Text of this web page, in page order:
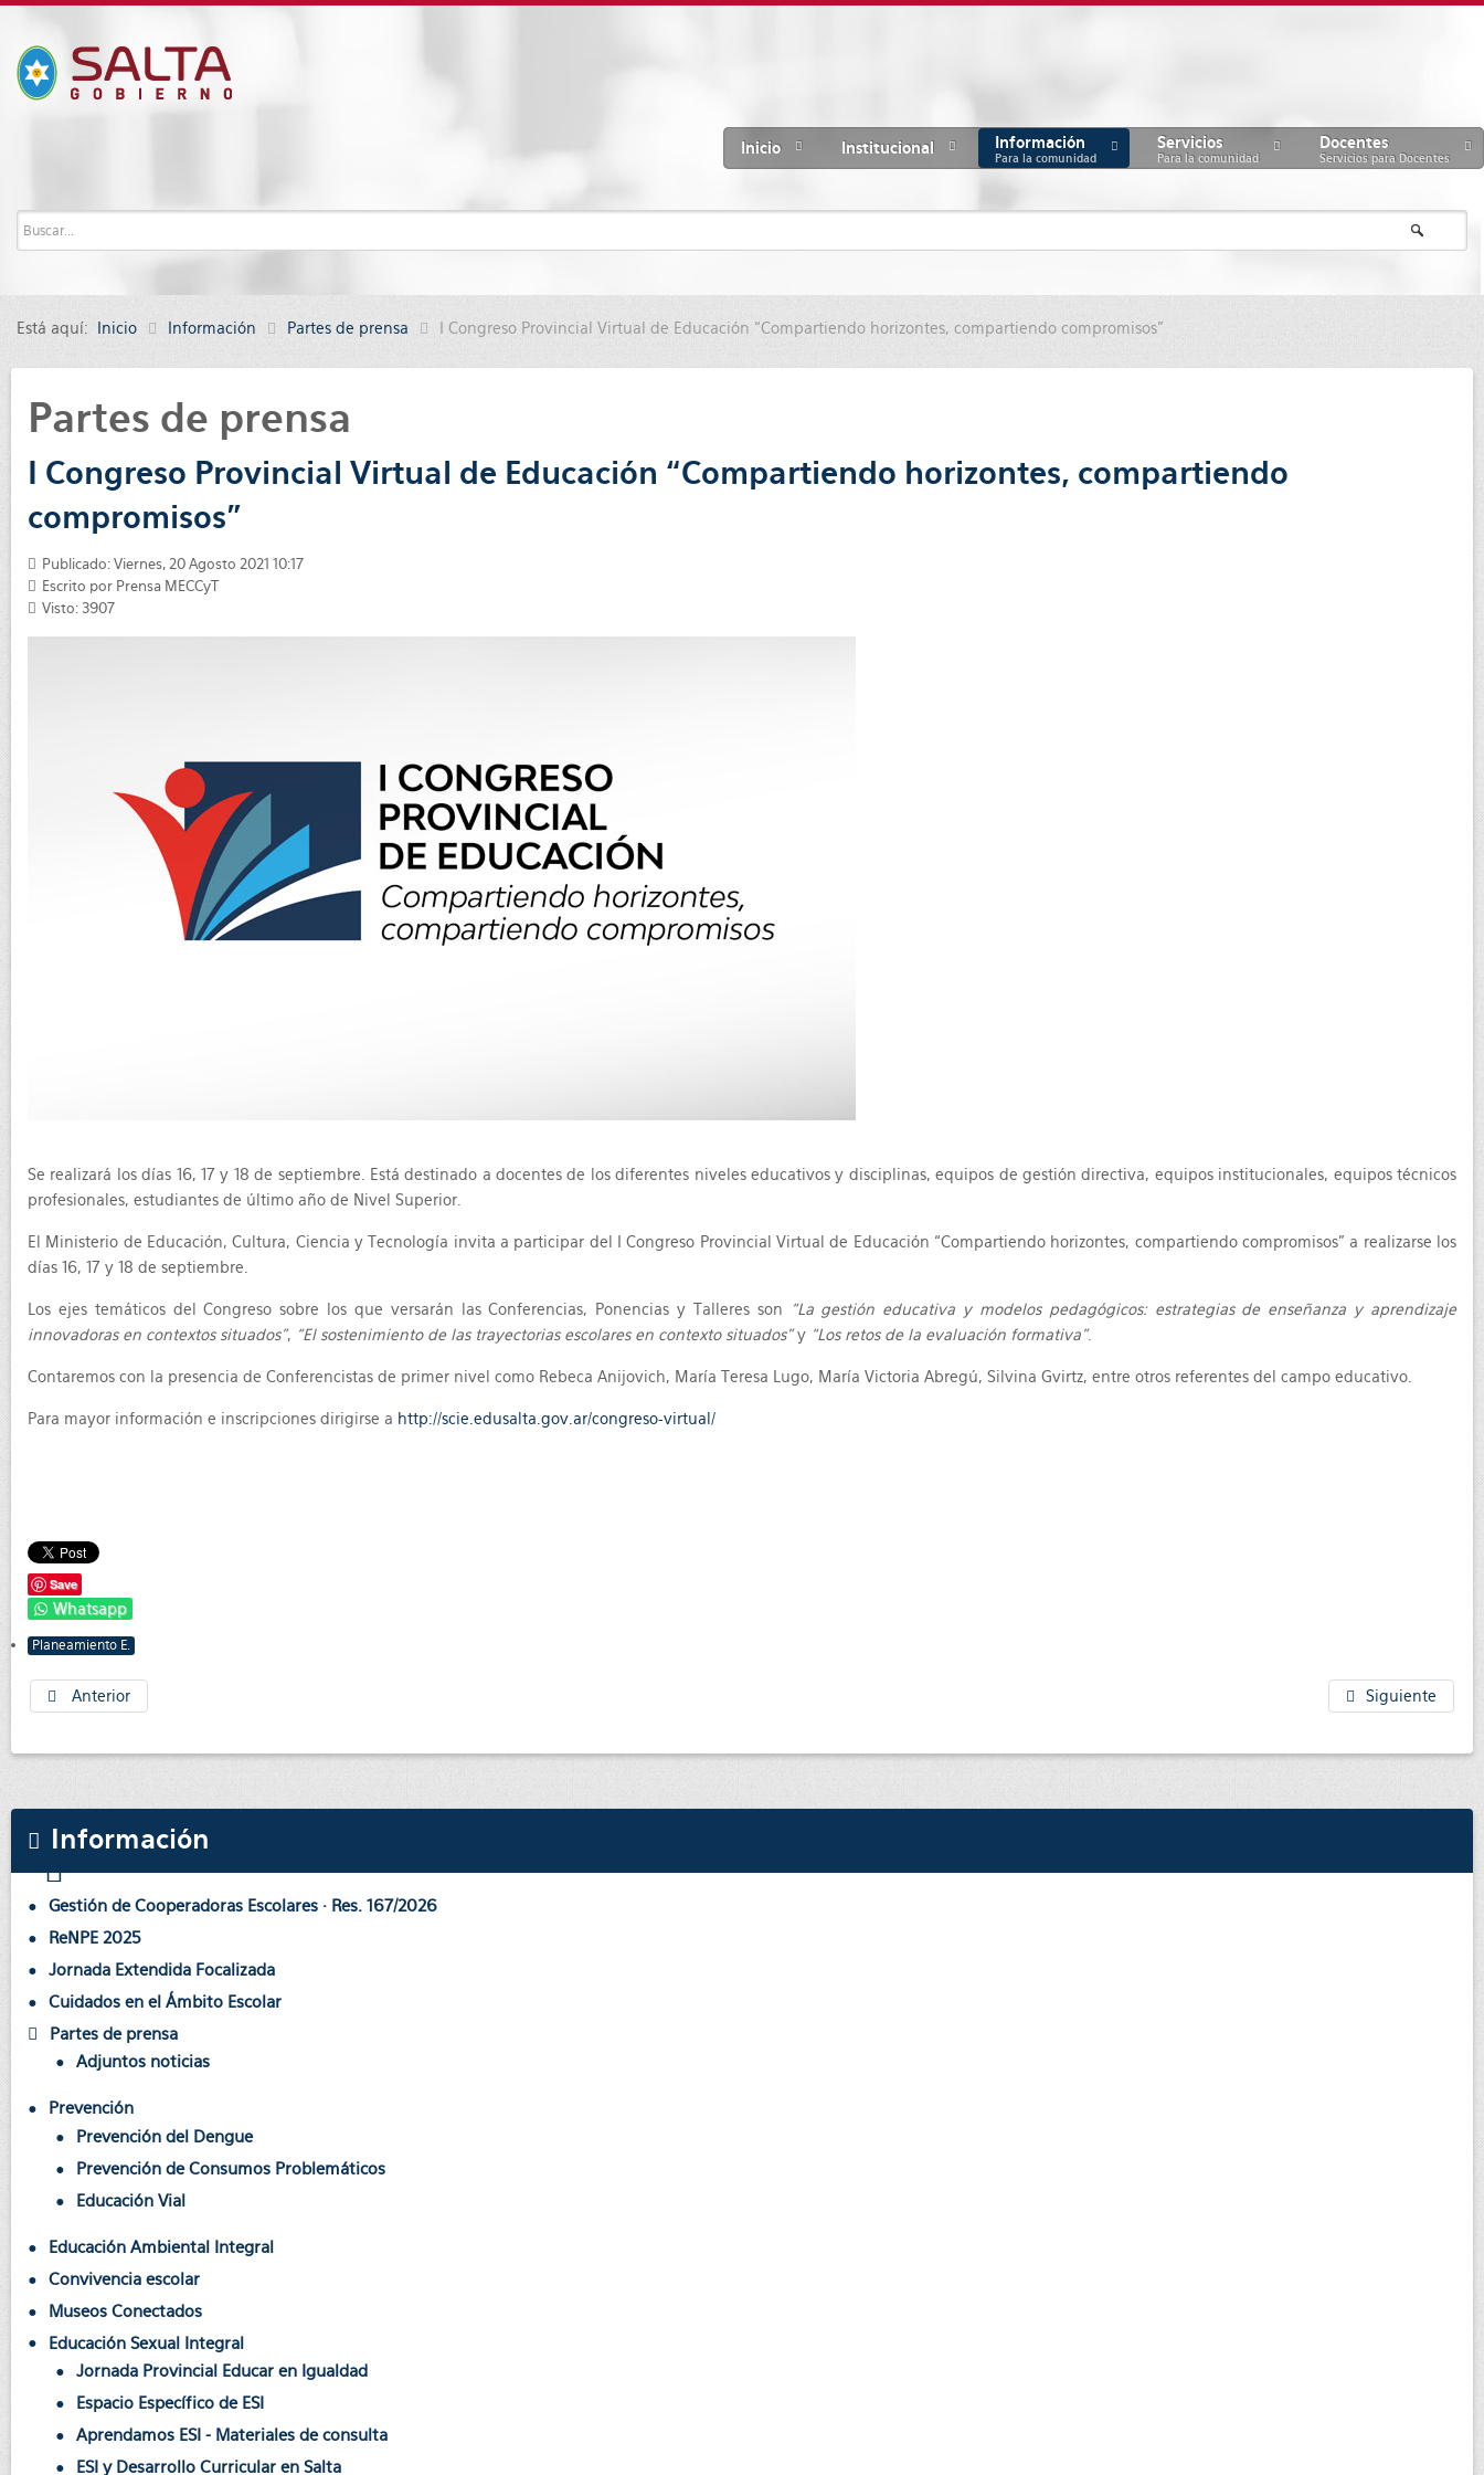
Inicio Institucional Información
Para la comunidad
Servicios
Para la comunidad
Docentes
Servicios para Docentes
Está aquí: Inicio Información Partes de prensa I Congreso Provincial Virtual de Educación “Compartiendo horizontes, compartiendo compromisos”
Partes de prensa
I Congreso Provincial Virtual de Educación “Compartiendo horizontes, compartiendo
compromisos”
Publicado: Viernes, 20 Agosto 2021 10:17
Escrito por Prensa MECCyT
Visto: 3907
Se realizará los días 16, 17 y 18 de septiembre. Está destinado a docentes de los diferentes niveles educativos y disciplinas, equipos de gestión directiva, equipos institucionales, equipos técnicos
profesionales, estudiantes de último año de Nivel Superior.
El Ministerio de Educación, Cultura, Ciencia y Tecnología invita a participar del I Congreso Provincial Virtual de Educación “Compartiendo horizontes, compartiendo compromisos” a realizarse los
días 16, 17 y 18 de septiembre.
Los ejes temáticos del Congreso sobre los que versarán las Conferencias, Ponencias y Talleres son
“La gestión educativa y modelos pedagógicos: estrategias de enseñanza y aprendizaje
innovadoras en contextos situados”, “El sostenimiento de las trayectorias escolares en contexto situados”y “Los retos de la evaluación formativa”.
Contaremos con la presencia de Conferencistas de primer nivel como Rebeca Anijovich, María Teresa Lugo, María Victoria Abregú, Silvina Gvirtz, entre otros referentes del campo educativo.
Para mayor información e inscripciones dirigirse a http://scie.edusalta.gov.ar/congreso-virtual/
Save
Whatsapp
Planeamiento E.
Anterior Siguiente
Información
Gestión de Cooperadoras Escolares · Res. 167/2026
ReNPE 2025
Jornada Extendida Focalizada
Cuidados en el Ámbito Escolar
Partes de prensa
Adjuntos noticias
Prevención
Prevención del Dengue
Prevención de Consumos Problemáticos
Educación Vial
Educación Ambiental Integral
Convivencia escolar
Museos Conectados
Educación Sexual Integral
Jornada Provincial Educar en Igualdad
Espacio Específico de ESI
Aprendamos ESI - Materiales de consulta
ESI y Desarrollo Curricular en Salta